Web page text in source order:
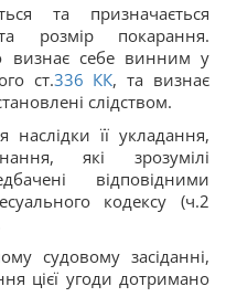
та призначається
покарання.
визнає себе винним у
ст.336 КК, та визнає
слідством.
наслідки її укладання,
які зрозумілі
відповідними
кодексу (ч.2
судовому засіданні,
цієї угоди дотримано